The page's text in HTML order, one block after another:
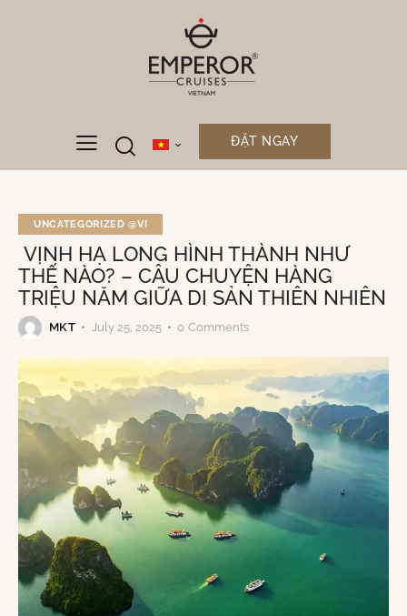
ĐẶT NGAY
UNCATEGORIZED @VI
VỊNH HẠ LONG HÌNH THÀNH NHƯ
THẾ NÀO? – CÂU CHUYỆN HÀNG
TRIỆU NĂM GIỮA DI SẢN THIÊN NHIÊN
MKT July 25, 2025 0 Comments